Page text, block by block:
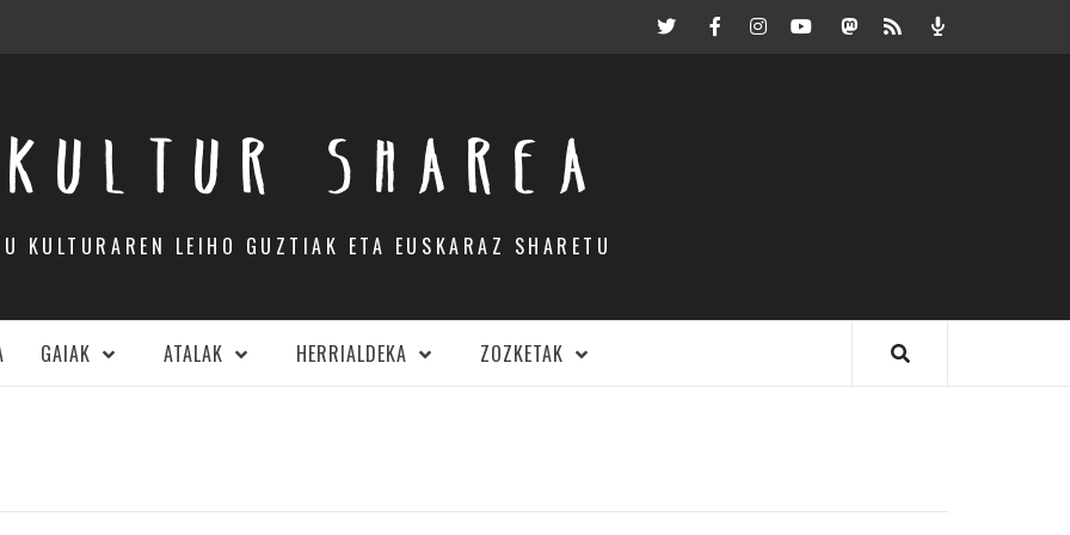
TwitterFacebookInstagramYoutubeMastodon.eus
RSS Podcast
KULTUR SHAREA
KULTURAREN LEIHO GUZTIAK ETA EUSKARAZ SHARETU
GAIAK ATALAK HERRIALDEKA ZOZKETAK